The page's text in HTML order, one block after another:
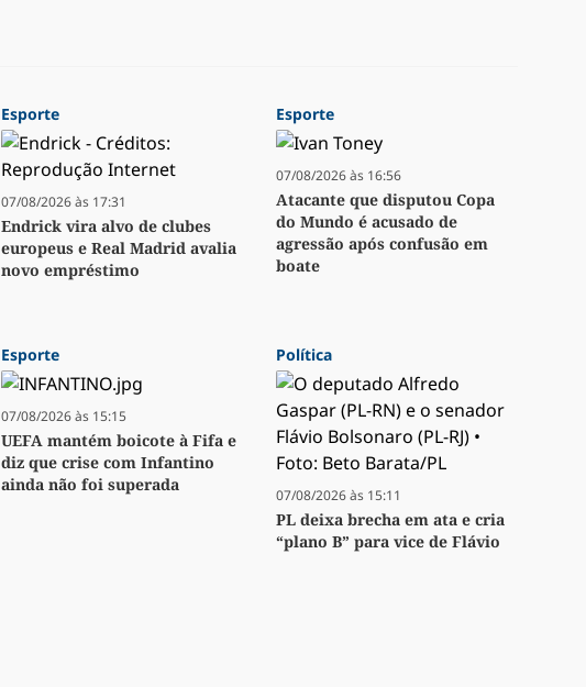
Esporte
07/08/2026 às 17:31
Endrick vira alvo de clubes
europeus e Real Madrid avalia
novo empréstimo
Esporte
07/08/2026 às 16:56
Atacante que disputou Copa
do Mundo é acusado de
agressão após confusão em
boate
Esporte
07/08/2026 às 15:15
UEFA mantém boicote à Fifa e
diz que crise com Infantino
ainda não foi superada
Política
07/08/2026 às 15:11
PL deixa brecha em ata e cria
“plano B” para vice de Flávio